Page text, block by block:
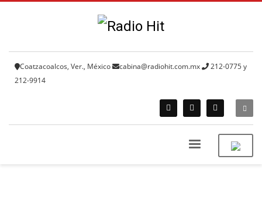
Coatzacoalcos, Ver., México cabina@radiohit.com.mx
212-0775 y
212-9914